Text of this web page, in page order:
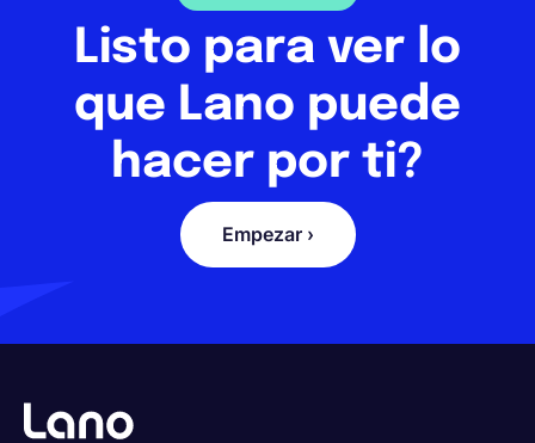
Listo para ver lo
que Lano puede
hacer por ti?
Empezar ›